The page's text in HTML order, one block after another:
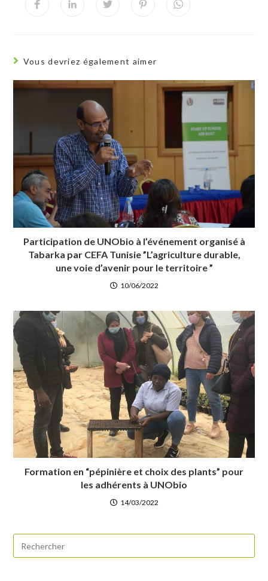
Vous devriez également aimer
Participation de UNObio à l’événement organisé à
Tabarka par CEFA Tunisie ”L’agriculture durable,
une voie d’avenir pour le territoire ”
10/06/2022
Formation en “pépinière et choix des plants” pour
les adhérents à UNObio
14/03/2022